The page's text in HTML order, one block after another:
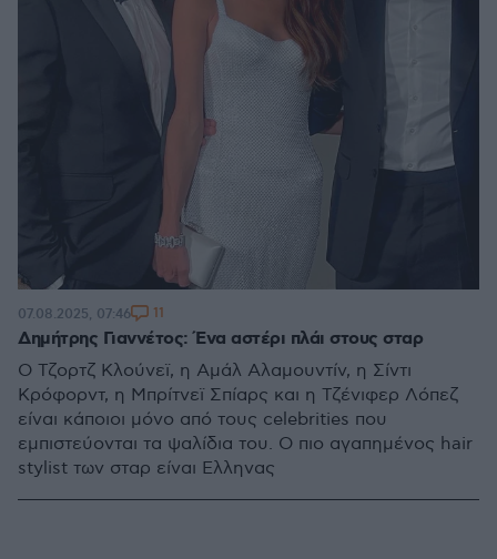
Δημήτρης Γιαννέτος: Ένα αστέρι πλάι στους σταρ
O Τζορτζ Κλούνεϊ, η Αμάλ Αλαμουντίν, η Σίντι
Κρόφορντ, η Μπρίτνεϊ Σπίαρς και η Τζένιφερ Λόπεζ
είναι κάποιοι μόνο από τους celebrities που
εμπιστεύονται τα ψαλίδια του. Ο πιο αγαπημένος hair
stylist των σταρ είναι Ελληνας
07.08.2025, 07:46 11